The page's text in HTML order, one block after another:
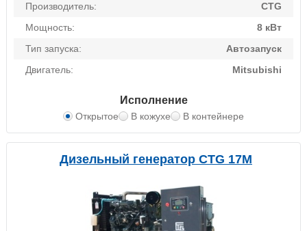
Производитель:
CTG
Мощность:
8 кВт
Тип запуска:
Автозапуск
Двигатель:
Mitsubishi
Исполнение
Открытое В кожухе В контейнере
Дизельный генератор CTG 17M